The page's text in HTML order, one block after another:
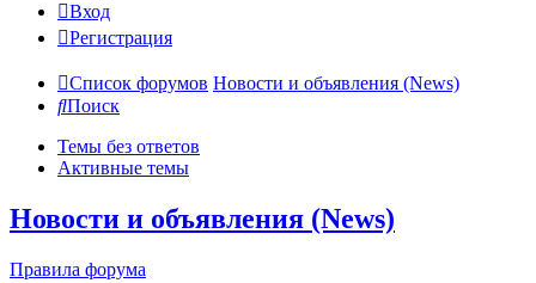
Вход
Регистрация
Список форумов Новости и объявления (News)
Поиск
Темы без ответов
Активные темы
Новости и объявления (News)
Правила форума